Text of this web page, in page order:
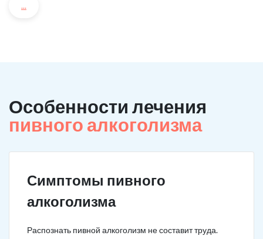
...
Особенности лечения
пивного алкоголизма
Симптомы пивного
алкоголизма
Распознать пивной алкоголизм не составит труда.